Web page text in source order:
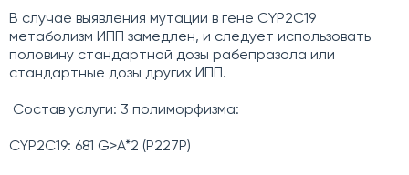
В случае выявления мутации в гене CYP2C19
метаболизм ИПП замедлен, и следует использовать
половину стандартной дозы рабепразола или
стандартные дозы других ИПП.
Состав услуги: 3 полиморфизма:
CYP2C19: 681 G>A*2 (P227P)